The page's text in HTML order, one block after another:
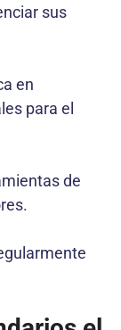
sus
en
para el
de